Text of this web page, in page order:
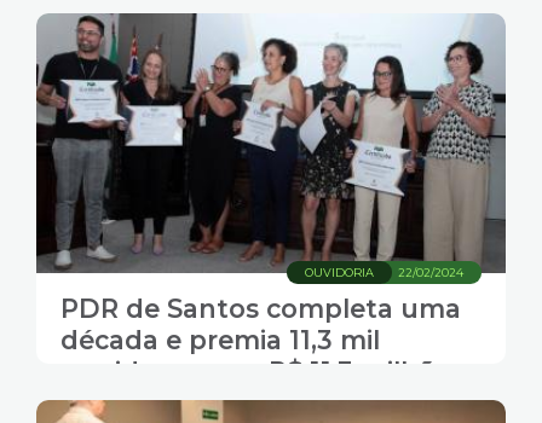
transparência
22/02/2024
OUVIDORIA
PDR de Santos completa uma
década e premia 11,3 mil
servidores com R$ 11,3 milhões
neste ano